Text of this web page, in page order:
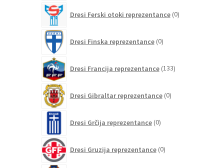
Dresi Ferski otoki reprezentance 0izdelkov
Dresi Finska reprezentance 0izdelkov
Dresi Francija reprezentance 133izdelkov
Dresi Gibraltar reprezentance 0izdelkov
Dresi Grčija reprezentance 0izdelkov
Dresi Gruzija reprezentance 0izdelkov